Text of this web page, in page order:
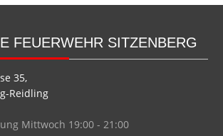
FEUERWEHR SITZENBERG
35,
Reidling
Mittwoch 19:00 - 21:00